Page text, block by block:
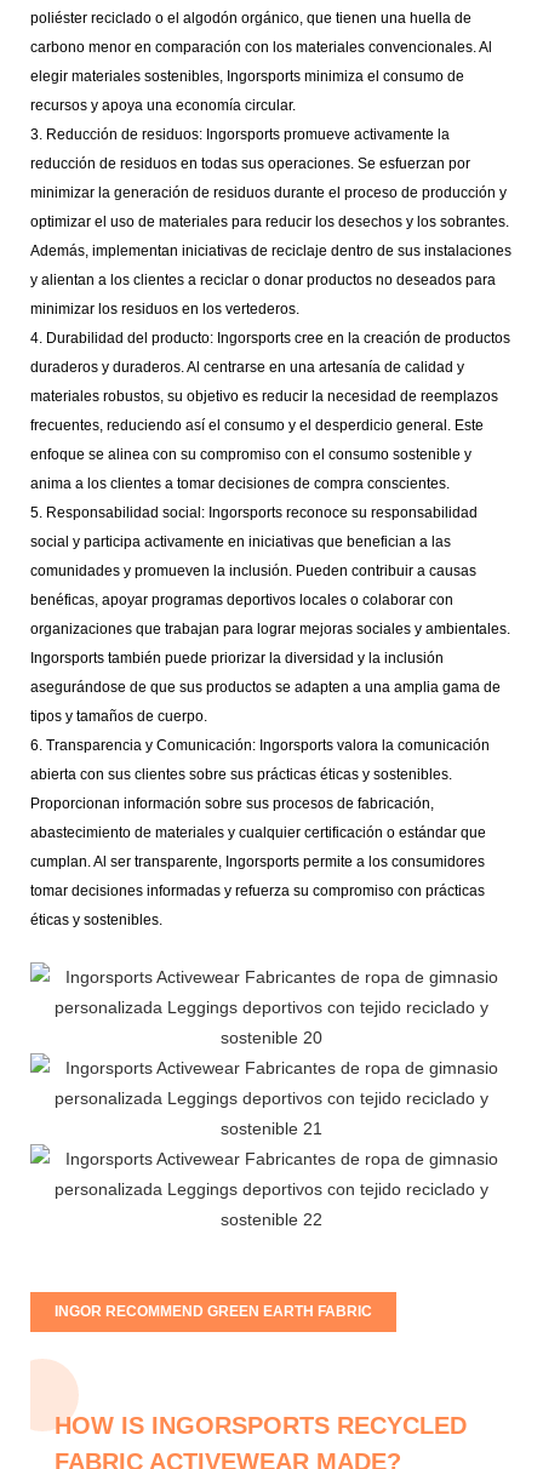
poliéster reciclado o el algodón orgánico, que tienen una huella de
carbono menor en comparación con los materiales convencionales. Al
elegir materiales sostenibles, Ingorsports minimiza el consumo de
recursos y apoya una economía circular.
3. Reducción de residuos: Ingorsports promueve activamente la
reducción de residuos en todas sus operaciones. Se esfuerzan por
minimizar la generación de residuos durante el proceso de producción y
optimizar el uso de materiales para reducir los desechos y los sobrantes.
Además, implementan iniciativas de reciclaje dentro de sus instalaciones
y alientan a los clientes a reciclar o donar productos no deseados para
minimizar los residuos en los vertederos.
4. Durabilidad del producto: Ingorsports cree en la creación de productos
duraderos y duraderos. Al centrarse en una artesanía de calidad y
materiales robustos, su objetivo es reducir la necesidad de reemplazos
frecuentes, reduciendo así el consumo y el desperdicio general. Este
enfoque se alinea con su compromiso con el consumo sostenible y
anima a los clientes a tomar decisiones de compra conscientes.
5. Responsabilidad social: Ingorsports reconoce su responsabilidad
social y participa activamente en iniciativas que benefician a las
comunidades y promueven la inclusión. Pueden contribuir a causas
benéficas, apoyar programas deportivos locales o colaborar con
organizaciones que trabajan para lograr mejoras sociales y ambientales.
Ingorsports también puede priorizar la diversidad y la inclusión
asegurándose de que sus productos se adapten a una amplia gama de
tipos y tamaños de cuerpo.
6. Transparencia y Comunicación: Ingorsports valora la comunicación
abierta con sus clientes sobre sus prácticas éticas y sostenibles.
Proporcionan información sobre sus procesos de fabricación,
abastecimiento de materiales y cualquier certificación o estándar que
cumplan. Al ser transparente, Ingorsports permite a los consumidores
tomar decisiones informadas y refuerza su compromiso con prácticas
éticas y sostenibles.
INGOR RECOMMEND GREEN EARTH FABRIC
HOW IS INGORSPORTS RECYCLED
FABRIC ACTIVEWEAR MADE?